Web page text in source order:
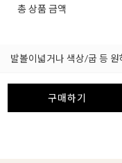
총 상품 금액
발볼이넓거나 색상/굽 등
구매하기